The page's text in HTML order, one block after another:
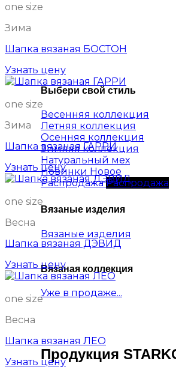
Выбери свой стиль
Весенняя коллекция
Летняя коллекция
Осенняя коллекция
Зимняя коллекция
Натуральный мех
Новинки
Распродажа
Вязаные изделия
Вязаные изделия
Вязаная коллекция
Уже в продаже...
Продукция
one size
Зима
Шапка вязаная БОСТОН
Узнать цену
one size
Зима
Шапка вязаная ГАРРИ
Узнать цену
one size
Весна
Шапка вязаная ДЭВИД
Узнать цену
one size
Весна
Шапка вязаная ЛЕО
Узнать цену